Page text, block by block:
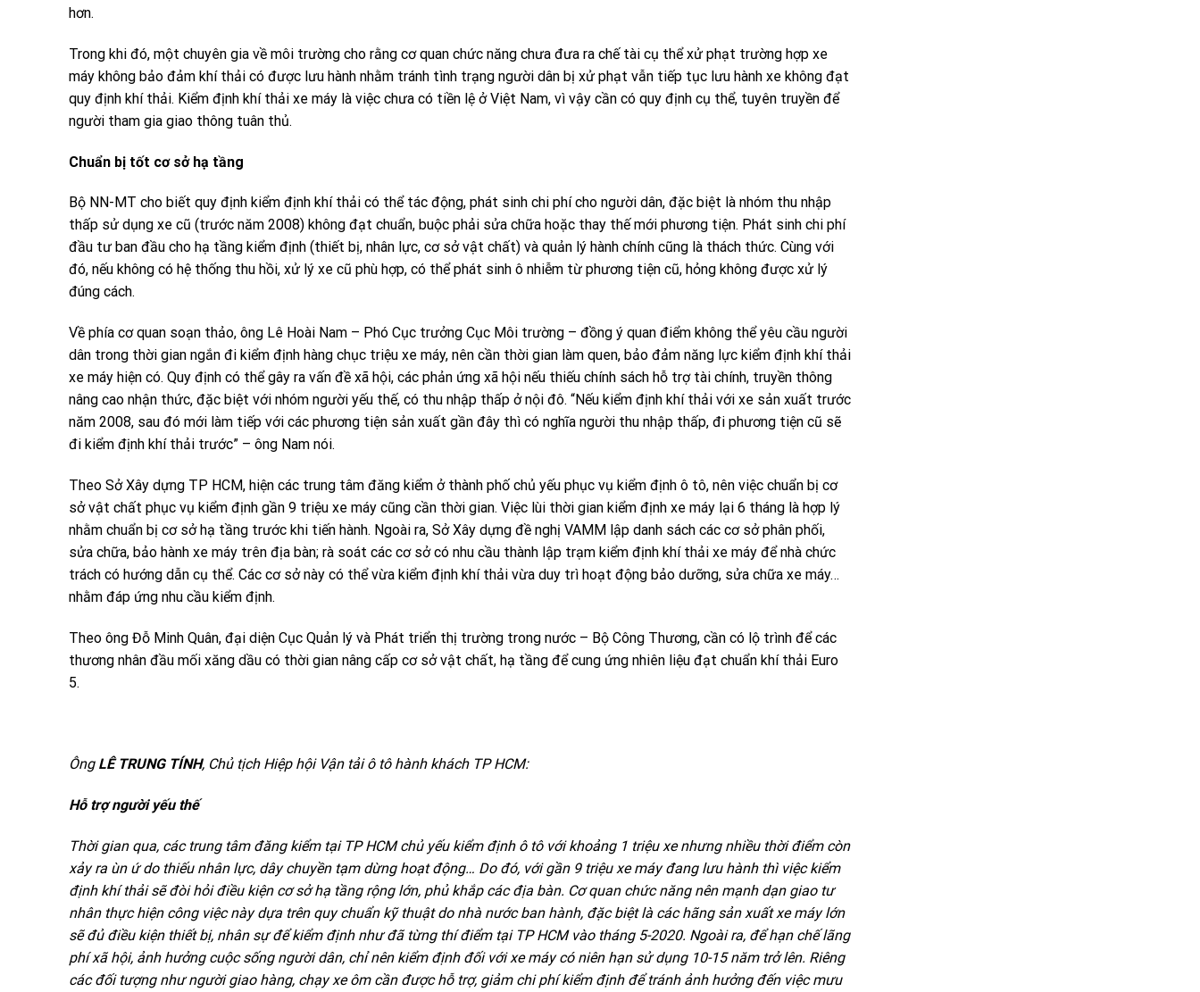
hơn.
Trong khi đó, một chuyên gia về môi trường cho rằng cơ quan chức năng chưa đưa ra chế tài cụ thể xử phạt trường hợp xe
máy không bảo đảm khí thải có được lưu hành nhằm tránh tình trạng người dân bị xử phạt vẫn tiếp tục lưu hành xe không đạt
quy định khí thải. Kiểm định khí thải xe máy là việc chưa có tiền lệ ở Việt Nam, vì vậy cần có quy định cụ thể, tuyên truyền để
người tham gia giao thông tuân thủ.
Chuẩn bị tốt cơ sở hạ tầng
Bộ NN-MT cho biết quy định kiểm định khí thải có thể tác động, phát sinh chi phí cho người dân, đặc biệt là nhóm thu nhập
thấp sử dụng xe cũ (trước năm 2008) không đạt chuẩn, buộc phải sửa chữa hoặc thay thế mới phương tiện. Phát sinh chi phí
đầu tư ban đầu cho hạ tầng kiểm định (thiết bị, nhân lực, cơ sở vật chất) và quản lý hành chính cũng là thách thức. Cùng với
đó, nếu không có hệ thống thu hồi, xử lý xe cũ phù hợp, có thể phát sinh ô nhiễm từ phương tiện cũ, hỏng không được xử lý
đúng cách.
Về phía cơ quan soạn thảo, ông Lê Hoài Nam – Phó Cục trưởng Cục Môi trường – đồng ý quan điểm không thể yêu cầu người
dân trong thời gian ngắn đi kiểm định hàng chục triệu xe máy, nên cần thời gian làm quen, bảo đảm năng lực kiểm định khí thải
xe máy hiện có. Quy định có thể gây ra vấn đề xã hội, các phản ứng xã hội nếu thiếu chính sách hỗ trợ tài chính, truyền thông
nâng cao nhận thức, đặc biệt với nhóm người yếu thế, có thu nhập thấp ở nội đô. “Nếu kiểm định khí thải với xe sản xuất trước
năm 2008, sau đó mới làm tiếp với các phương tiện sản xuất gần đây thì có nghĩa người thu nhập thấp, đi phương tiện cũ sẽ
đi kiểm định khí thải trước” – ông Nam nói.
Theo Sở Xây dựng TP HCM, hiện các trung tâm đăng kiểm ở thành phố chủ yếu phục vụ kiểm định ô tô, nên việc chuẩn bị cơ
sở vật chất phục vụ kiểm định gần 9 triệu xe máy cũng cần thời gian. Việc lùi thời gian kiểm định xe máy lại 6 tháng là hợp lý
nhằm chuẩn bị cơ sở hạ tầng trước khi tiến hành. Ngoài ra, Sở Xây dựng đề nghị VAMM lập danh sách các cơ sở phân phối,
sửa chữa, bảo hành xe máy trên địa bàn; rà soát các cơ sở có nhu cầu thành lập trạm kiểm định khí thải xe máy để nhà chức
trách có hướng dẫn cụ thể. Các cơ sở này có thể vừa kiểm định khí thải vừa duy trì hoạt động bảo dưỡng, sửa chữa xe máy…
nhằm đáp ứng nhu cầu kiểm định.
Theo ông Đỗ Minh Quân, đại diện Cục Quản lý và Phát triển thị trường trong nước – Bộ Công Thương, cần có lộ trình để các
thương nhân đầu mối xăng dầu có thời gian nâng cấp cơ sở vật chất, hạ tầng để cung ứng nhiên liệu đạt chuẩn khí thải Euro
5.
Ông LÊ TRUNG TÍNH, Chủ tịch Hiệp hội Vận tải ô tô hành khách TP HCM:
Hỗ trợ người yếu thế
Thời gian qua, các trung tâm đăng kiểm tại TP HCM chủ yếu kiểm định ô tô với khoảng 1 triệu xe nhưng nhiều thời điểm còn
xảy ra ùn ứ do thiếu nhân lực, dây chuyền tạm dừng hoạt động… Do đó, với gần 9 triệu xe máy đang lưu hành thì việc kiểm
định khí thải sẽ đòi hỏi điều kiện cơ sở hạ tầng rộng lớn, phủ khắp các địa bàn. Cơ quan chức năng nên mạnh dạn giao tư
nhân thực hiện công việc này dựa trên quy chuẩn kỹ thuật do nhà nước ban hành, đặc biệt là các hãng sản xuất xe máy lớn
sẽ đủ điều kiện thiết bị, nhân sự để kiểm định như đã từng thí điểm tại TP HCM vào tháng 5-2020. Ngoài ra, để hạn chế lãng
phí xã hội, ảnh hưởng cuộc sống người dân, chỉ nên kiểm định đối với xe máy có niên hạn sử dụng 10-15 năm trở lên. Riêng
các đối tượng như người giao hàng, chạy xe ôm cần được hỗ trợ, giảm chi phí kiểm định để tránh ảnh hưởng đến việc mưu